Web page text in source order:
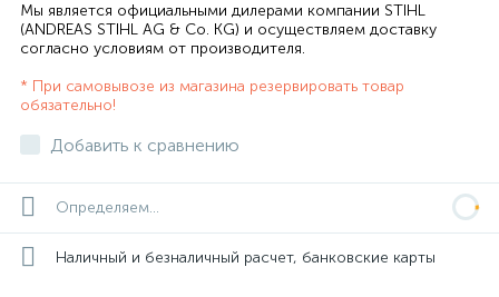
Мы является официальными дилерами компании STIHL
(ANDREAS STIHL AG & Co. KG) и осуществляем доставку
согласно условиям от производителя.
* При самовывозе из магазина резервировать товар
обязательно!
Добавить к сравнению
Определяем...
Наличный и безналичный расчет, банковские карты